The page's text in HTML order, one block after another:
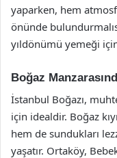
yaparken, hem
önünde
yıldönümü yemeği
Boğaz
İstanbul Boğazı,
için idealdir. Boğaz
hem de sundukları
yaşatır. Ortaköy,